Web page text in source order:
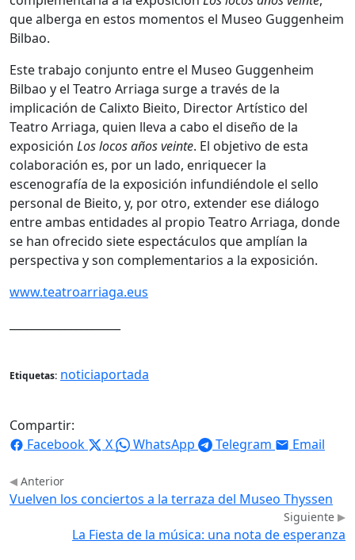
que alberga en estos momentos el Museo Guggenheim
Bilbao.
Este trabajo conjunto entre el Museo Guggenheim
Bilbao y el Teatro Arriaga surge a través de la
implicación de Calixto Bieito, Director Artístico del
Teatro Arriaga, quien lleva a cabo el diseño de la
exposición Los locos años veinte. El objetivo de esta
colaboración es, por un lado, enriquecer la
escenografía de la exposición infundiéndole el sello
personal de Bieito, y, por otro, extender ese diálogo
entre ambas entidades al propio Teatro Arriaga, donde
se han ofrecido siete espectáculos que amplían la
perspectiva y son complementarios a la exposición.
www.teatroarriaga.eus
Etiquetas: noticiaportada
Compartir:
Facebook
X WhatsApp Telegram Email
Anterior
Vuelven los conciertos a la terraza del Museo Thyssen
Siguiente
La Fiesta de la música: una nota de esperanza